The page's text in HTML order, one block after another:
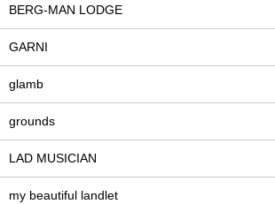
BERG-MAN LODGE
GARNI
glamb
grounds
LAD MUSICIAN
my beautiful landlet